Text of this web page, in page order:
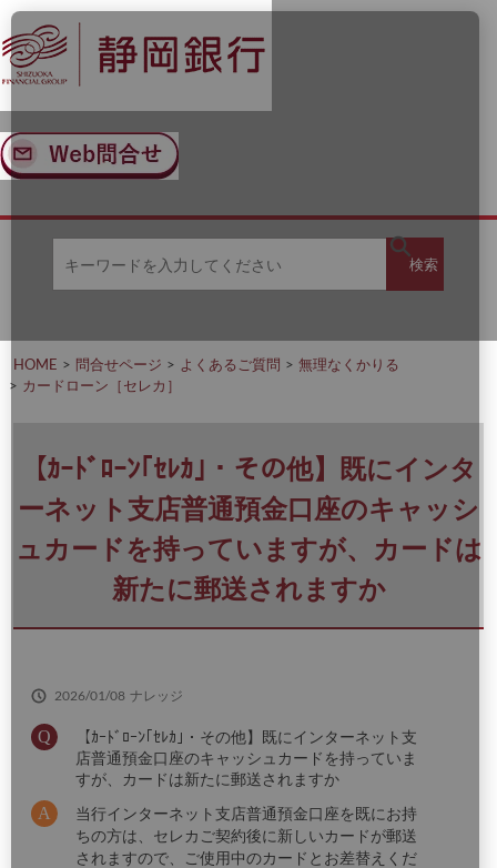
ナ
ビ
ゲ
ー
ン
へ
ス
メ
イ
ン
コ
ン
ツ
へ
ー
ワ
入
力
く
だ
さ
い
検索
検
HOME 問合せページ よくあるご質問
無理なくかりる
カードローン［セレカ］
【ｶｰﾄﾞﾛｰﾝ｢ｾﾚｶ｣・その他】既にインタ
ーネット支店普通預金口座のキャッシ
ュカードを持っていますが、カードは
新たに郵送されますか
2026/01/08 ナレッジ
【ｶｰﾄﾞﾛｰﾝ｢ｾﾚｶ｣・その他】既にインターネット支
店普通預金口座のキャッシュカードを持っていま
すが、カードは新たに郵送されますか
当行インターネット支店普通預金口座を既にお持
ちの方は、セレカご契約後に新しいカードが郵送
されますので、ご使用中のカードとお差替えくだ